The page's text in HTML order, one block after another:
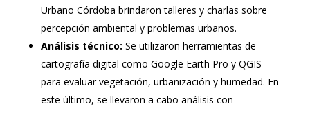
Urbano Córdoba brindaron talleres y charlas sobre
percepción ambiental y problemas urbanos.
Análisis técnico: Se utilizaron herramientas de
cartografía digital como Google Earth Pro y QGIS
para evaluar vegetación, urbanización y humedad. En
este último, se llevaron a cabo análisis con